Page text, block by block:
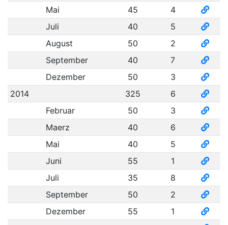
Mai
45
4
Juli
40
5
August
50
2
September
40
7
Dezember
50
3
2014
325
6
Februar
50
3
Maerz
40
6
Mai
40
5
Juni
55
1
Juli
35
8
September
50
2
Dezember
55
1